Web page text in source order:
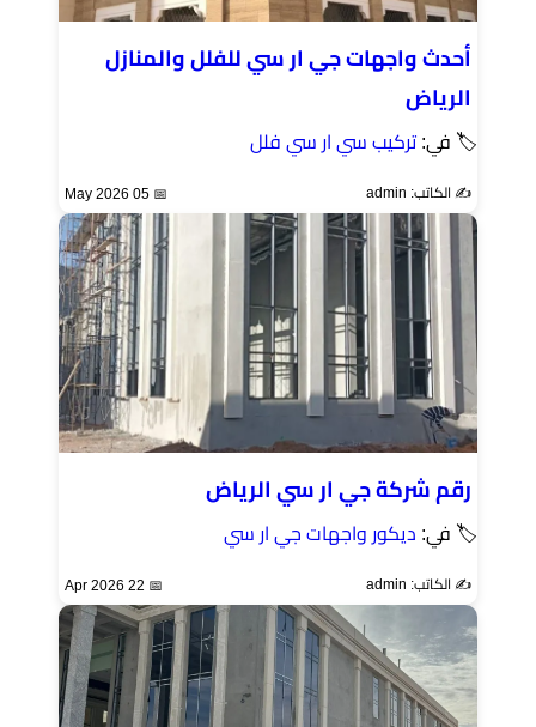
أحدث واجهات جي ار سي للفلل والمنازل
الرياض
🏷 في:تركيب سي ار سي فلل
✍️ الكاتب: admin 📅 05 May 2026
رقم شركة جي ار سي الرياض
🏷 في: ديكور واجهات جي ار سي
✍️ الكاتب: admin 📅 22 Apr 2026